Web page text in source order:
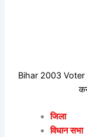
Bihar 2003 Voter
जिला
विधान सभा